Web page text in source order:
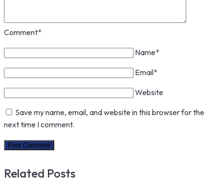
Comment*
Name*
Email*
Website
Save my name, email, and website in this browser for the
next time I comment.
Related Posts